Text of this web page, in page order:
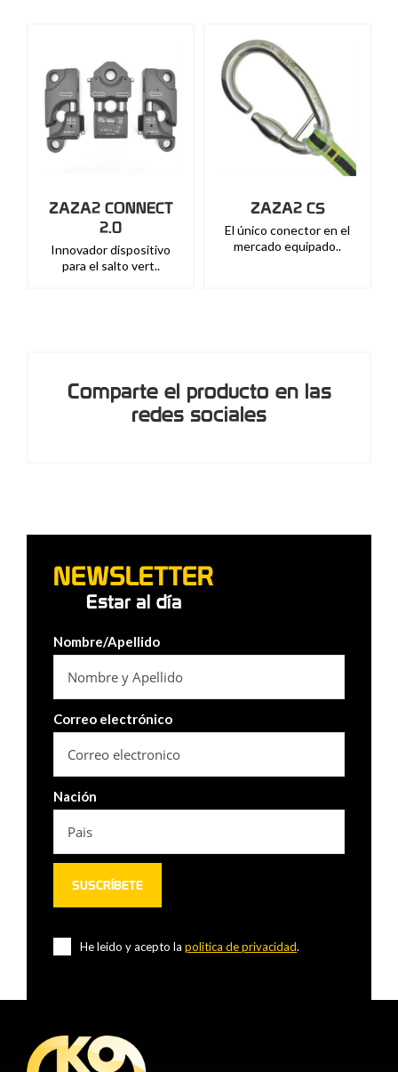
ZAZA2 CONNECT
2.0
Innovador dispositivo
para el salto vert..
ZAZA2 CS
El único conector en el
mercado equipado..
Comparte el producto en las
redes sociales
NEWSLETTER
Estar al día
Nombre/Apellido
Correo electrónico
Nación
He leido y acepto la politica de privacidad.